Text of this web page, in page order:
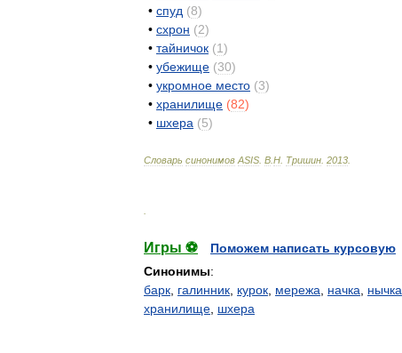
• спуд (8)
• схрон (2)
• тайничок (1)
• убежище (30)
• укромное место (3)
• хранилище (82)
• шхера (5)
Словарь синонимов ASIS В Н Тришин 2013
Игры ⚽
Поможем написать курсовую
Синонимы:
барк галинник курок мережа начка нычка
хранилище шхера